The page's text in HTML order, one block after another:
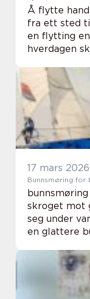
Å flytte
fra ett sted
en flytting
hverdagen
Da kan
stor f...
17 mars 2026
skroget mot
seg under
en glattere
valg av